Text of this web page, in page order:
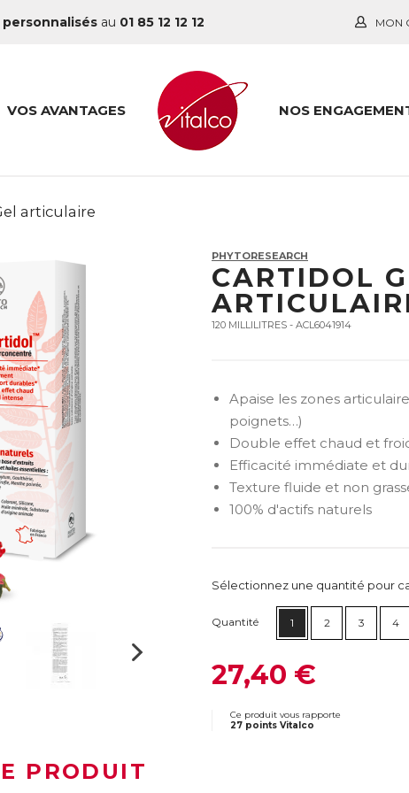
au 01 85 12 12 12 MON
VOS AVANTAGES NOS
articulaire
PHYTORESEARCH
CARTIDOL
120 MILLILITRES - ACL6041914
Apaise les zones
poignets…)
Double effet chaud et
Efficacité immédiate et
Texture fluide et non
100% d'actifs naturels
Sélectionnez une quantité pour
Quantité 1 2 3 4
27,40 €
Ce produit vous rapporte
27 points Vitalco
PRODUIT